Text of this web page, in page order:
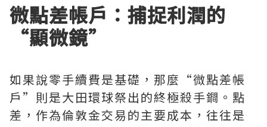
微點差帳戶：捕捉利潤的
“顯微鏡”
如果說零手續費是基礎，那麼“微點差帳
戶”則是大田環球祭出的終極殺手鐧。點
差，作為倫敦金交易的主要成本，往往是